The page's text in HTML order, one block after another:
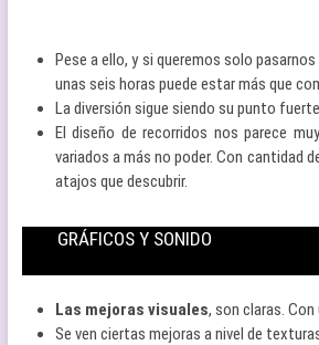
Pese a ello, y si queremos solo
unas seis horas puede estar más que
La diversión sigue siendo su punto fuerte.
El diseño de recorridos nos parece
variados a más no poder. Con cantidad
atajos que descubrir.
GRÁFICOS Y SONIDO
Las mejoras visuales, son claras. Con
Se ven ciertas mejoras a nivel de